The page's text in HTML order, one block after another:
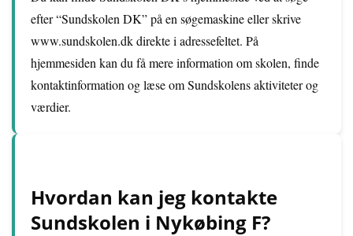
efter “Sundskolen DK” på en søgemaskine eller skrive
www.sundskolen.dk direkte i adressefeltet. På
hjemmesiden kan du få mere information om skolen, finde
kontaktinformation og læse om Sundskolens aktiviteter og
værdier.
Hvordan kan jeg kontakte
Sundskolen i Nykøbing F?